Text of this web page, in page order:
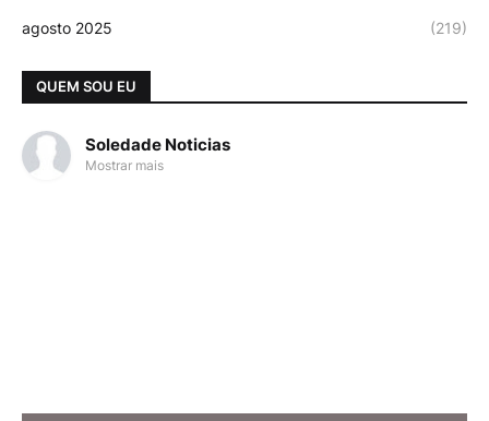
agosto 2025 (219)
QUEM SOU EU
Soledade Noticias
Mostrar mais